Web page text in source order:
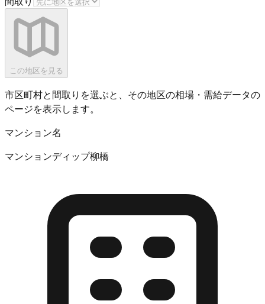
この地区を見る
市区町村と間取りを選ぶと、その地区の相場・需給データの
ページを表示します。
マンション名
マンションディップ柳橋